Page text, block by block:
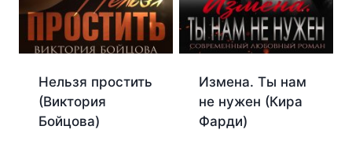
Нельзя простить
(Виктория
Бойцова)
Измена. Ты нам
не нужен (Кира
Фарди)